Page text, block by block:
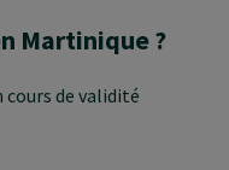
Martinique ?
de validité